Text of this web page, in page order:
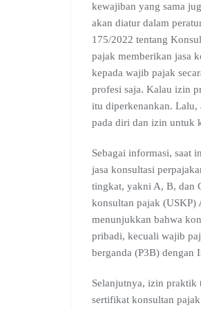
kewajiban yang sama
akan diatur dalam
175/2022 tentang
pajak memberikan jasa
kepada wajib pajak
profesi saja. Kalau izin
itu diperkenankan. Lalu,
pada diri dan izin untuk
Sebagai informasi, saat
jasa konsultasi
tingkat, yakni A, B, dan
konsultan pajak (USKP)
menunjukkan bahwa
pribadi, kecuali wajib
berganda (P3B) dengan
Selanjutnya, izin praktik
sertifikat konsultan